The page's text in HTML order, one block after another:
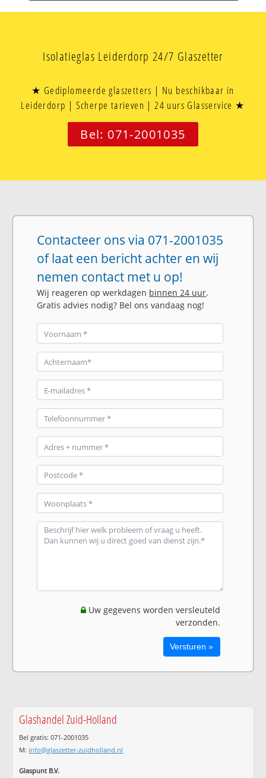
Isolatieglas Leiderdorp 24/7 Glaszetter
★ Gediplomeerde glaszetters | Nu beschikbaar in
Leiderdorp | Scherpe tarieven | 24 uurs Glasservice ★
Bel: 071-2001035
Contacteer ons via 071-2001035
of laat een bericht achter en wij
nemen contact met u op!
Wij reageren op werkdagen binnen 24 uur.
Gratis advies nodig? Bel ons vandaag nog!
Uw gegevens worden versleuteld
verzonden.
Glashandel Zuid-Holland
Bel gratis: 071-2001035
M: info@glaszetter-zuidholland.nl
Glaspunt B.V.